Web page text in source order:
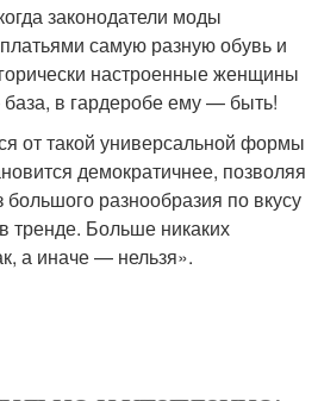
законодатели моды
самую разную обувь и
настроенные женщины
в гардеробе ему — быть!
от такой универсальной формы
демократичнее, позволяя
разнообразия по вкусу
тренде. Больше никаких
а иначе — нельзя».